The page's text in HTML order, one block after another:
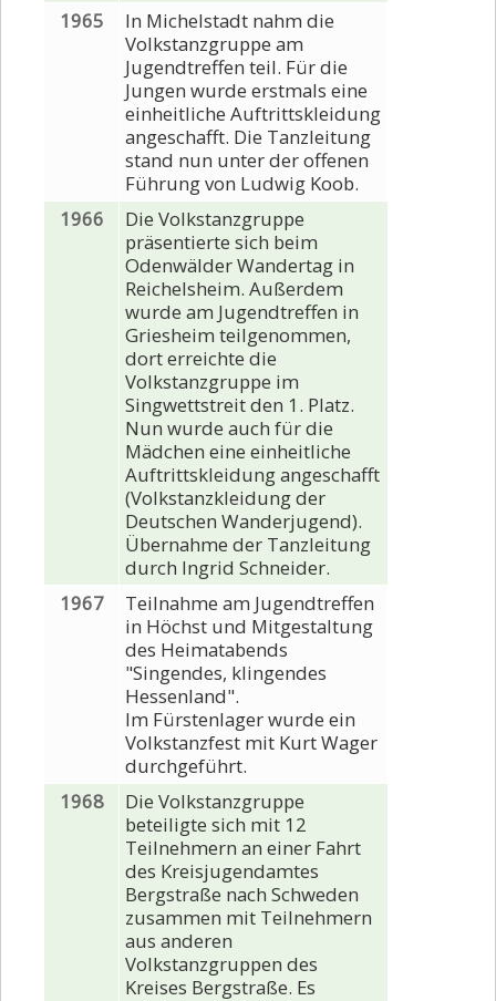
1965
In Michelstadt nahm die
Volkstanzgruppe am
Jugendtreffen teil. Für die
Jungen wurde erstmals eine
einheitliche Auftrittskleidung
angeschafft. Die Tanzleitung
stand nun unter der offenen
Führung von Ludwig Koob.
1966
Die Volkstanzgruppe
präsentierte sich beim
Odenwälder Wandertag in
Reichelsheim. Außerdem
wurde am Jugendtreffen in
Griesheim teilgenommen,
dort erreichte die
Volkstanzgruppe im
Singwettstreit den 1. Platz.
Nun wurde auch für die
Mädchen eine einheitliche
Auftrittskleidung angeschafft
(Volkstanzkleidung der
Deutschen Wanderjugend).
Übernahme der Tanzleitung
durch Ingrid Schneider.
1967
Teilnahme am Jugendtreffen
in Höchst und Mitgestaltung
des Heimatabends
"Singendes, klingendes
Hessenland".
Im Fürstenlager wurde ein
Volkstanzfest mit Kurt Wager
durchgeführt.
1968
Die Volkstanzgruppe
beteiligte sich mit 12
Teilnehmern an einer Fahrt
des Kreisjugendamtes
Bergstraße nach Schweden
zusammen mit Teilnehmern
aus anderen
Volkstanzgruppen des
Kreises Bergstraße. Es